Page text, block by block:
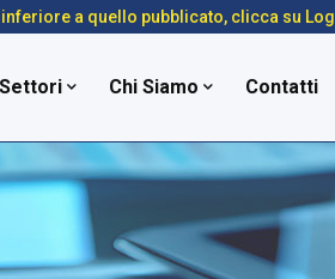
inferiore a quello pubblicato, clicca su
Settori Chi Siamo Contatti